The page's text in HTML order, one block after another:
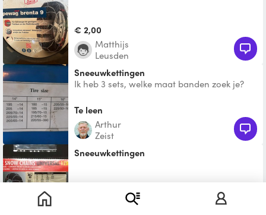
€ 2,00
Matthijs
Leusden
Sneeuwkettingen
Ik heb 3 sets, welke maat banden zoek je?
Te leen
Arthur
Zeist
Sneeuwkettingen